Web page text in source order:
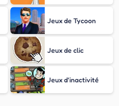
Jeux de Tycoon
Jeux de clic
Jeux d'inactivité